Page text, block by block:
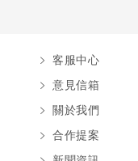
客服中心
意見信箱
關於我們
合作提案